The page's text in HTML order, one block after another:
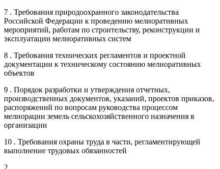
7 . Требования природоохранного законодательства
Российской Федерации к проведению мелиоративных
мероприятий, работам по строительству, реконструкции и
эксплуатации мелиоративных систем
8 . Требования технических регламентов и проектной
документации к техническому состоянию мелиоративных
объектов
9 . Порядок разработки и утверждения отчетных,
производственных документов, указаний, проектов приказов,
распоряжений по вопросам руководства процессом
мелиорации земель сельскохозяйственного назначения в
организации
10 . Требования охраны труда в части, регламентирующей
выполнение трудовых обязанностей
2 .